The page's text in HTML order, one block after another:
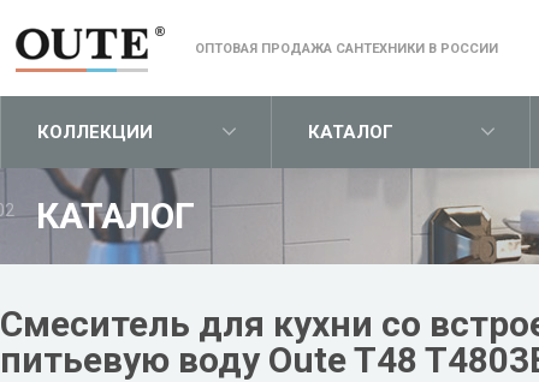
ОПТОВАЯ ПРОДАЖА САНТЕХНИКИ В РОССИИ
КОЛЛЕКЦИИ КАТАЛОГ
КАТАЛОГ
Смеситель для кухни со
питьевую воду Oute T48